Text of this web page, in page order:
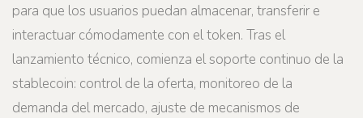
para que los usuarios puedan almacenar, transferir e
interactuar cómodamente con el token. Tras el
lanzamiento técnico, comienza el soporte continuo de la
stablecoin: control de la oferta, monitoreo de la
demanda del mercado, ajuste de mecanismos de